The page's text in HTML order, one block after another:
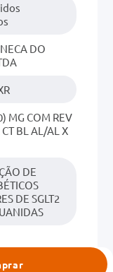
DO
MG COM REV
BL AL/AL X
DE
DE SGLT2